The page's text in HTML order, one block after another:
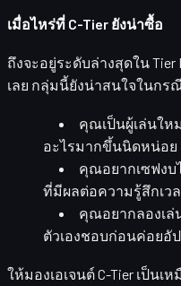
เมื่อไหร่ที่ C-Tier ยังน่าซื้อ
ถึงจะอยู่ระดับล่างสุดใน
เลย กลุ่มนี้ยังน่าสนใจในกร
คุณเป็นผู้เล่นให
อะไรมากขึ้นนิดหน่อย
คุณอยากเซฟงบ
ที่มีผลต่อความรู้สึกเว
คุณอยากลองเล่
ตัวเองชอบก่อนค่อยอั
ให้มองเอเจนต์ C-Tier เป็นเ